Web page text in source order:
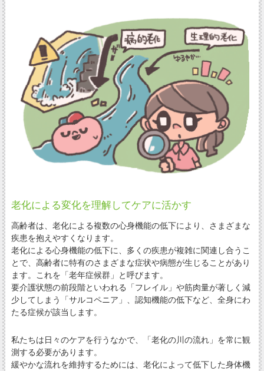
老化による変化を理解してケアに活かす
高齢者は、老化による複数の心身機能の低下により、さまざまな
疾患を抱えやすくなります。
老化による心身機能の低下に、多くの疾患が複雑に関連し合うこ
とで、高齢者に特有のさまざまな症状や病態が生じることがあり
ます。これを「老年症候群」と呼びます。
要介護状態の前段階といわれる「フレイル」や筋肉量が著しく減
少してしまう「サルコペニア」、認知機能の低下など、全身にわ
たる症候が該当します。
私たちは日々のケアを行うなかで、「老化の川の流れ」を常に観
測する必要があります。
緩やかな流れを維持するためには、老化によって低下した身体機